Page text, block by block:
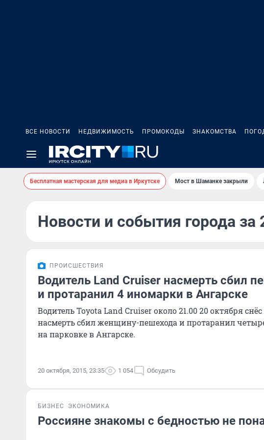
ВСЕ НОВОСТИ НЕДВИЖИМОСТЬ ПРОМОКОДЫ ЗНАКОМСТВА
Бесплатная мастерская для медиа в Иркутске Мост в Шаманке закрыли
Новости и события города за
ПРОИСШЕСТВИЯ
Водитель Land Cruiser насмерть сбил
и протаранил 4 иномарки в Ангарске
Водитель Toyota Land Cruiser около 21.00 20 октября
насмерть сбил женщину-пешехода и протаранил
на парковке в Ангарске.
20 октября, 2015, 23:35 1 054 Обсудить
БИЗНЕС ЭКОНОМИКА
Россияне знакомы с бедностью не